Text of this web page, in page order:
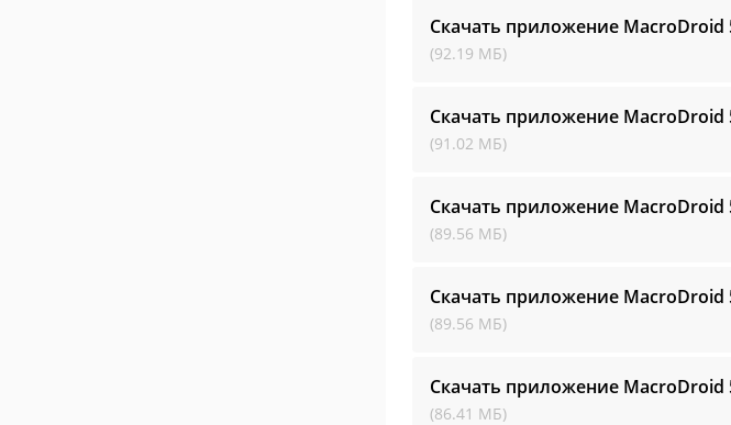
Скачать приложение MacroDroid
(92.19 МБ)
Скачать приложение MacroDroid
(91.02 МБ)
Скачать приложение MacroDroid
(89.56 МБ)
Скачать приложение MacroDroid
(89.56 МБ)
Скачать приложение MacroDroid
(86.41 МБ)